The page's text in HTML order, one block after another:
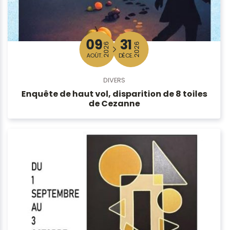
09
AOÛT.2026 31
DÉCE.2026
DIVERS
Enquête de haut vol, disparition de 8 toiles
de Cezanne